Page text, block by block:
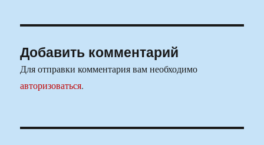
Добавить комментарий
Для отправки комментария вам необходимо
авторизоваться.